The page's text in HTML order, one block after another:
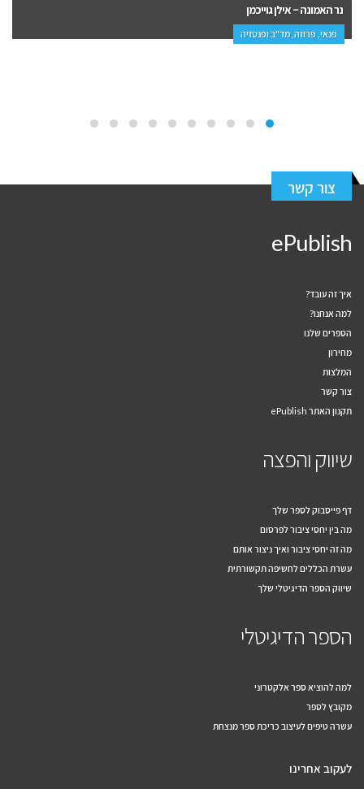
דילמה בשחקים – יובל מזר
פרוזה, מתח ופעולה
צור קשר
ePublish
איך זה עובד?
למה אנחנו?
הספרים שלנו
מחירון
המלצות
צור קשר
תקנון האתר ePublish
שיווק והפצה
דף פייסבוק לספר שלך
מה בין יחסי ציבור לפרסום
מה זה יחסי ציבור ואיך ניצור אותם
עשרת הכללים לחשיפה תקשורתית
שיווק הספר הדיגיטלי שלך
הספר הדיגיטלי
למה להוציא ספר אלקטרוני
מקובץ לספר
עשרה טיפים לעיצוב כריכת ספר מנצחת
לעקוב אחרינו